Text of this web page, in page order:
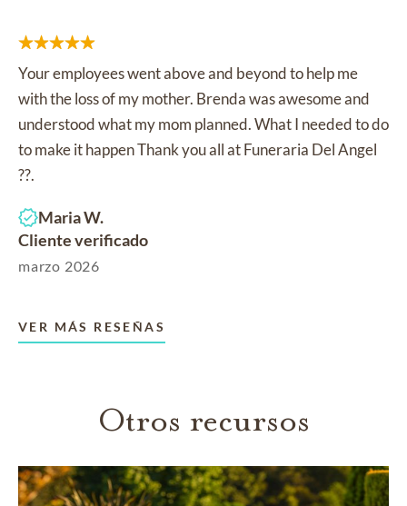
Your employees went above and beyond to help me
with the loss of my mother. Brenda was awesome and
understood what my mom planned. What I needed to do
to make it happen Thank you all at Funeraria Del Angel
??.
Maria W.
Cliente verificado
marzo 2026
VER MÁS RESEÑAS
Otros recursos